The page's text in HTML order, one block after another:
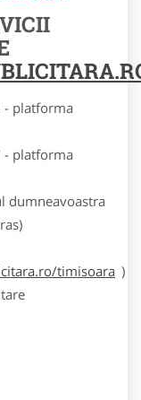
- platforma
- platforma
dumneavoastra
timisoara )